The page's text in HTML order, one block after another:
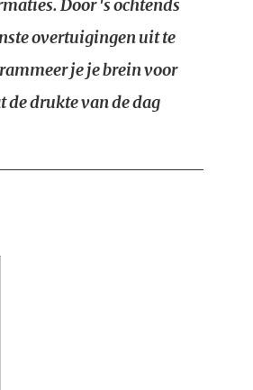
Door 's ochtends
overtuigingen uit te
je je brein voor
de drukte van de dag